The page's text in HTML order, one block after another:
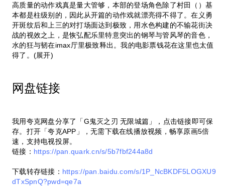
高质量的动作戏真是量大管够，本部的登场角色除了村田（）基
本都是柱级别的，因此从开篇的动作戏就漂亮得不得了。在义勇
开斑纹后和上三的对打场面达到极致，用水色构建的不输花街决
战的视效之上，是恢弘配乐里特意突出的钢琴与管风琴的音色，
水的狂与韧在imax厅里极致释出。我的电影票钱花在这里也太值
得了。(展开)
网盘链接
我用夸克网盘分享了「G鬼灭之刃 无限城篇」，点击链接即可保
存。打开「夸克APP」，无需下载在线播放视频，畅享原画5倍
速，支持电视投屏。
链接： https://pan.quark.cn/s/5b7fbf244a8d
下载转存链接： https://pan.baidu.com/s/1P_NcBKDF5LOGXU9
dTxSpnQ?pwd=qe7a